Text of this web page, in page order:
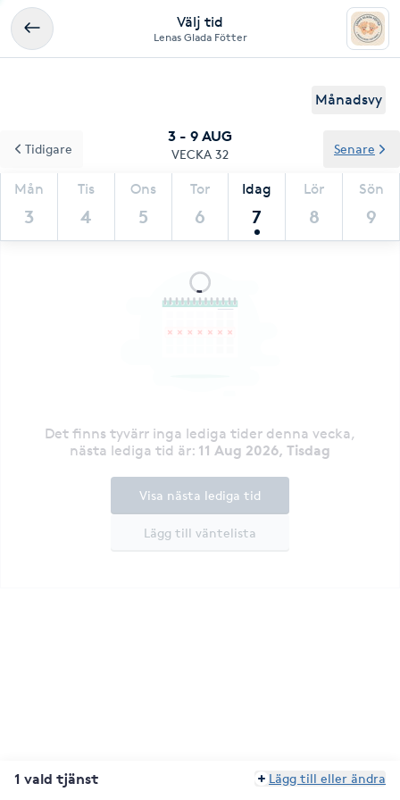
Välj tid
Lenas Glada Fötter
Månadsvy
3 - 9 AUG
VECKA 32
Mån
3
Tis
4
Ons
5
Tor
6
Idag
7
Lör
8
Sön
9
Tidigare Senare
Det finns tyvärr inga lediga tider denna vecka,
nästa lediga tid är: 11 Aug 2026, Tisdag
Lägg till väntelista
Visa nästa lediga tid
1 vald tjänst Lägg till eller ändra